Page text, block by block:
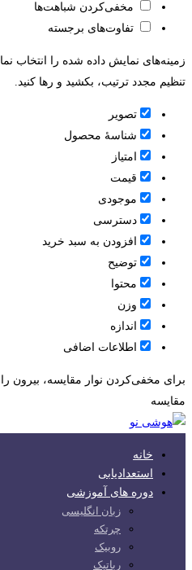
مخفی‌کردن شباهت‌ها
تفاوت‌های برجسته
زمینه‌های نمایش داده شده را انتخاب
تنظیم مجدد ترتیب، بکشید و رها کنید.
تصویر
شناسۀ محصول
امتیاز
قيمت
موجودی
دسترسی
افزودن به سبد خرید
توضیح
محتوا
وزن
اندازه
اطلاعات اضافی
برای مخفی‌کردن نوار مقایسه، بیرون را
مقایسه
خانه
استعدادیابی
دوره های آموزشی
زبان انگلیسی
چرتکه
روبیک
رباتیک